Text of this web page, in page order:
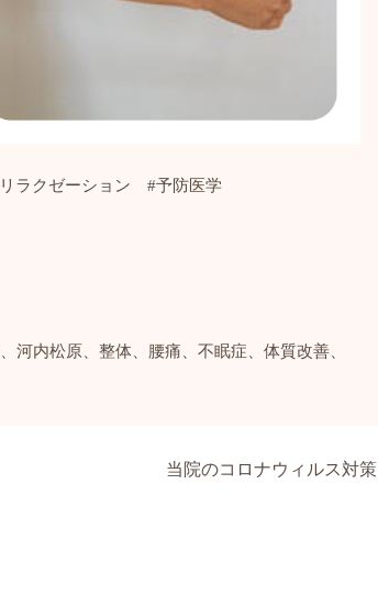
ラクゼーション #予防医学
河内松原、整体、腰痛、不眠症、体質改善、
当院のコロナウィルス対策